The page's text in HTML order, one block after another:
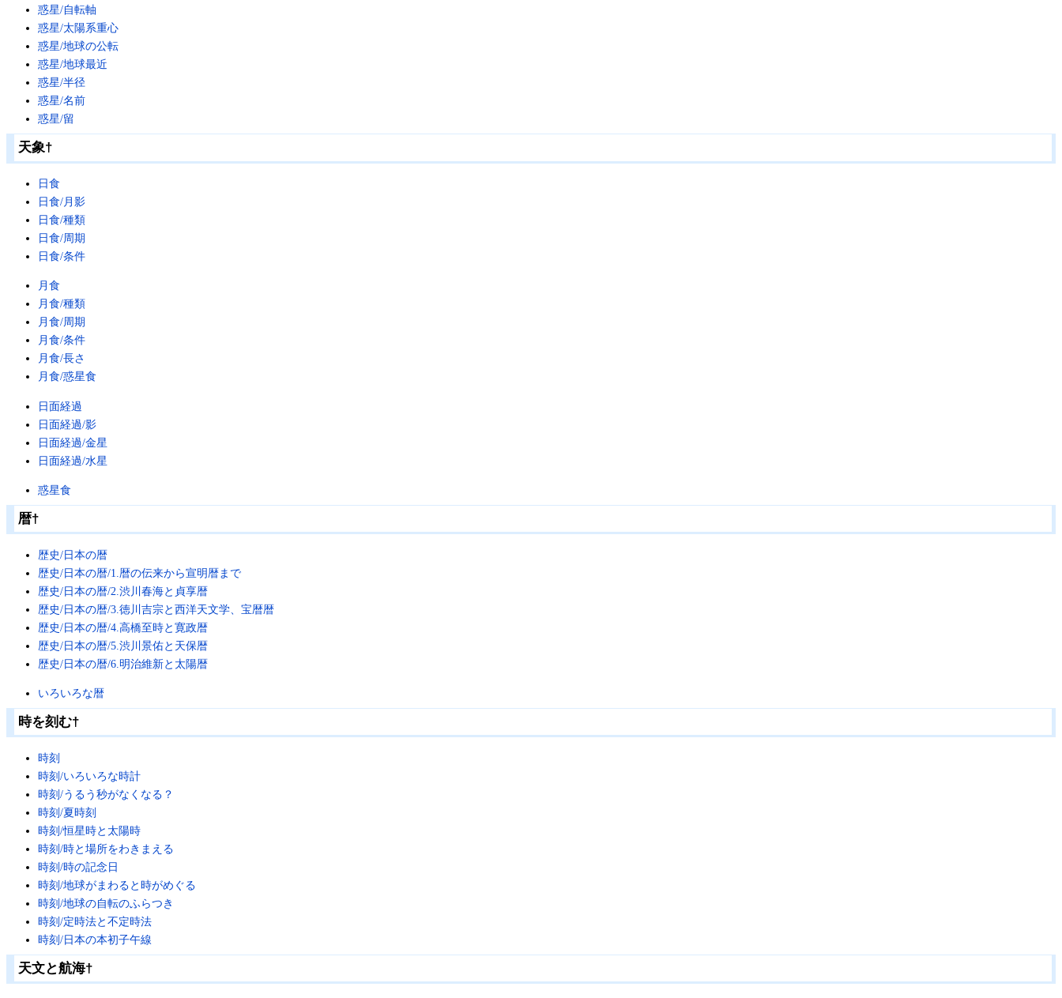
惑星/自転軸
惑星/太陽系重心
惑星/地球の公転
惑星/地球最近
惑星/半径
惑星/名前
惑星/留
天象†
日食
日食/月影
日食/種類
日食/周期
日食/条件
月食
月食/種類
月食/周期
月食/条件
月食/長さ
月食/惑星食
日面経過
日面経過/影
日面経過/金星
日面経過/水星
惑星食
暦†
歴史/日本の暦
歴史/日本の暦/1.暦の伝来から宣明暦まで
歴史/日本の暦/2.渋川春海と貞享暦
歴史/日本の暦/3.徳川吉宗と西洋天文学、宝暦暦
歴史/日本の暦/4.高橋至時と寛政暦
歴史/日本の暦/5.渋川景佑と天保暦
歴史/日本の暦/6.明治維新と太陽暦
いろいろな暦
時を刻む†
時刻
時刻/いろいろな時計
時刻/うるう秒がなくなる？
時刻/夏時刻
時刻/恒星時と太陽時
時刻/時と場所をわきまえる
時刻/時の記念日
時刻/地球がまわると時がめぐる
時刻/地球の自転のふらつき
時刻/定時法と不定時法
時刻/日本の本初子午線
天文と航海†